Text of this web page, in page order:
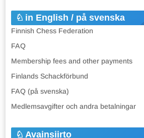
in English / på svenska
Finnish Chess Federation
FAQ
Membership fees and other payments
Finlands Schackförbund
FAQ (på svenska)
Medlemsavgifter och andra betalningar
Avainsiirto